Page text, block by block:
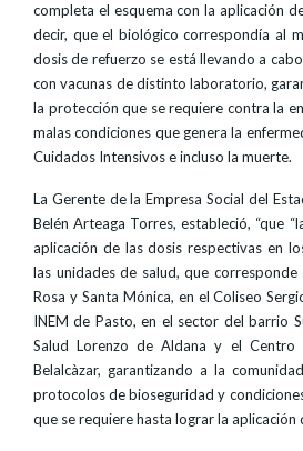
completa el esquema con la aplicación
decir, que el biológico correspondía al
dosis de refuerzo se está llevando a
con vacunas de distinto laboratorio,
la protección que se requiere contra la
malas condiciones que genera la
Cuidados Intensivos e incluso la muerte.
La Gerente de la Empresa Social del
Belén Arteaga Torres, estableció, “que
aplicación de las dosis respectivas en
las unidades de salud, que
Rosa y Santa Mónica, en el Coliseo
INEM de Pasto, en el sector del barrio
Salud Lorenzo de Aldana y el Centro
Belalcàzar, garantizando a la
protocolos de bioseguridad y
que se requiere hasta lograr la aplicación